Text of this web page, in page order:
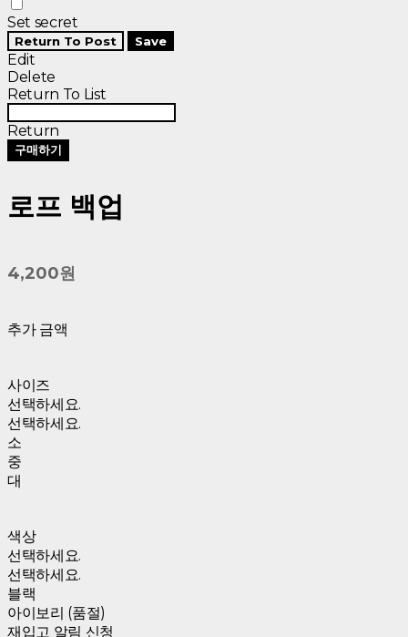
Set secret
Return To Post Save
Edit
Delete
Return To List
Return
구매하기
로프 백업
4,200원
추가 금액
사이즈
선택하세요.
선택하세요.
소
중
대
색상
선택하세요.
선택하세요.
블랙
아이보리 (품절)
재입고 알림 신청